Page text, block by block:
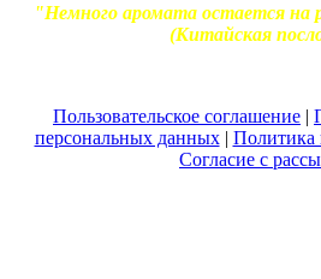
"Немного аромата остается на
(Китайская
Пользовательское соглашение |
персональных данных| Политика
Согласие с